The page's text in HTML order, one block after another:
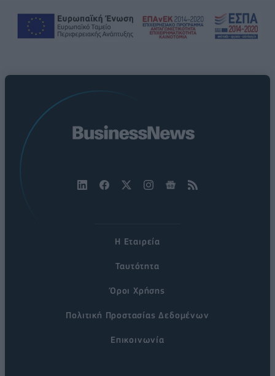
Η Εταιρεία
Ταυτότητα
Όροι Χρήσης
Πολιτική Προστασίας Δεδομένων
Επικοινωνία